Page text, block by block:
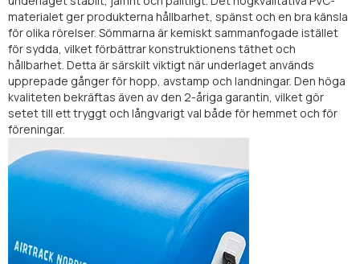
materialet ger produkterna hållbarhet, spänst och en bra känsla
för olika rörelser. Sömmarna är kemiskt sammanfogade istället
för sydda, vilket förbättrar konstruktionens täthet och
hållbarhet. Detta är särskilt viktigt när underlaget används
upprepade gånger för hopp, avstamp och landningar. Den höga
kvaliteten bekräftas även av den 2-åriga garantin, vilket gör
setet till ett tryggt och långvarigt val både för hemmet och för
föreningar.